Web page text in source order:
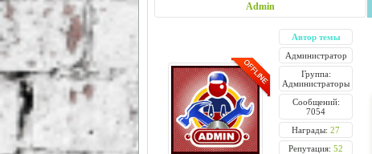
Admin
Автор темы
Администратор
Группа:
Администраторы
Сообщений:
7054
Награды: 27
Репутация: 52